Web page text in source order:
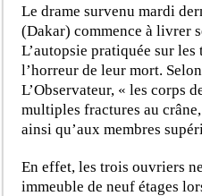
Le drame survenu mardi
(Dakar) commence à livrer
L’autopsie pratiquée sur
l’horreur de leur mort.
L’Observateur, « les corps
multiples fractures au
ainsi qu’aux membres
En effet, les trois ouvriers
immeuble de neuf étages